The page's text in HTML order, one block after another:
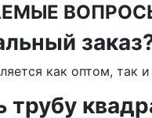
как оптом, так